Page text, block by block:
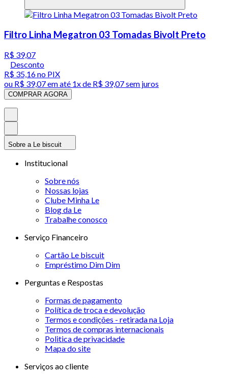
Filtro Linha Megatron 03 Tomadas Bivolt Preto
R$ 39,07
Desconto
R$ 35,16no PIX
ou R$ 39,07em até 1x de R$ 39,07sem juros
COMPRAR AGORA
Sobre a Le biscuit
Institucional
Sobre nós
Nossas lojas
Clube Minha Le
Blog da Le
Trabalhe conosco
Serviço Financeiro
Cartão Le biscuit
Empréstimo Dim Dim
Perguntas e Respostas
Formas de pagamento
Política de troca e devolução
Termos e condições - retirada na Loja
Termos de compras internacionais
Politica de privacidade
Mapa do site
Serviços ao cliente